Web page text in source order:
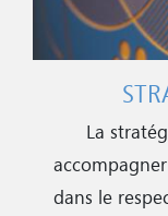
La
dans le